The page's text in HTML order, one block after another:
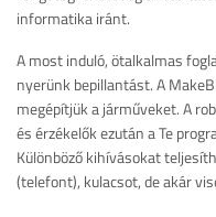
informatika iránt.
A most induló, ötalkalmas
nyerünk bepillantást. A
megépítjük a járműveket. A
és érzékelők ezután a Te
Különböző kihívásokat
(telefont), kulacsot, de akár